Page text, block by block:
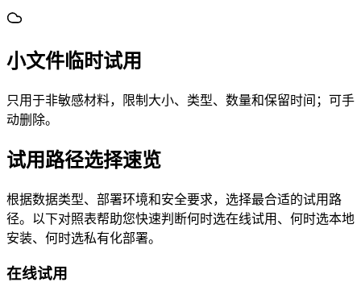
小文件临时试用
只用于非敏感材料，限制大小、类型、数量和保留时间；可手
动删除。
试用路径选择速览
根据数据类型、部署环境和安全要求，选择最合适的试用路
径。以下对照表帮助您快速判断何时选在线试用、何时选本地
安装、何时选私有化部署。
在线试用